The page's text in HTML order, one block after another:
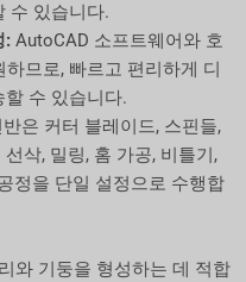
수 있습니다.
:AutoCAD 소프트웨어와 호
므로, 빠르고 편리하게 디
수 있습니다.
은 커터 블레이드, 스핀들,
삭, 밀링, 홈 가공, 비틀기,
정을 단일 설정으로 수행합
와 기둥을 형성하는 데 적합